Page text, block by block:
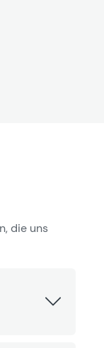
die uns